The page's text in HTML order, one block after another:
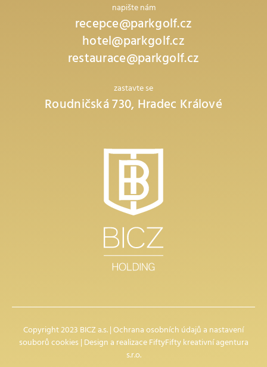
napište nám
recepce@parkgolf.cz
hotel@parkgolf.cz
restaurace@parkgolf.cz
zastavte se
Roudničská 730, Hradec Králové
Copyright 2023 BICZ a.s. |Ochrana osobních údajůanastavení
souborů cookies| Design a realizaceFiftyFifty kreativní agentura
s.r.o.